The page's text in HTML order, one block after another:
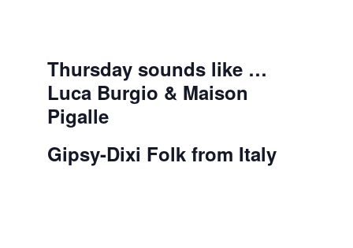
Thursday sounds like …
Luca Burgio & Maison
Pigalle
Gipsy-Dixi Folk from Italy